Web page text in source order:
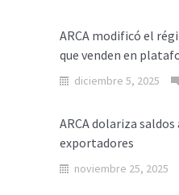
ARCA modificó el
que venden en
diciembre 5, 2025
ARCA dolariza saldos
exportadores
noviembre 25, 2025